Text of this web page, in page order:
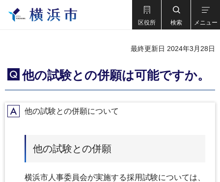
区役所 検索 メニュー
最終更新日 2024年3月28日
Q 他の試験との併願は可能ですか。
A他の試験との併願について
他の試験との併願
横浜市人事委員会が実施する採用試験については、